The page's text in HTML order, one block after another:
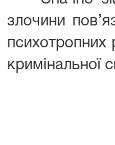
злочини
кримінальної